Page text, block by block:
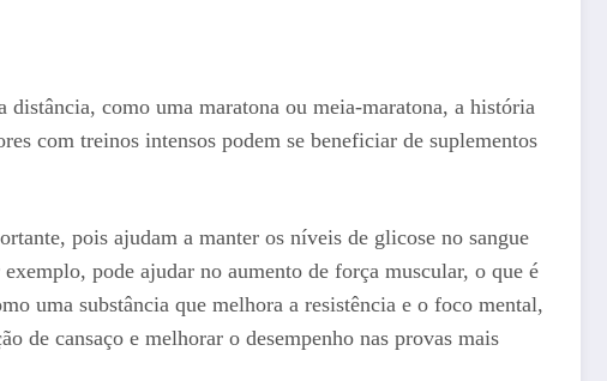
como uma maratona ou meia-maratona, a história
com treinos intensos podem se beneficiar de suplementos
pois ajudam a manter os níveis de glicose no sangue
pode ajudar no aumento de força muscular, o que é
uma substância que melhora a resistência e o foco mental,
de cansaço e melhorar o desempenho nas provas mais